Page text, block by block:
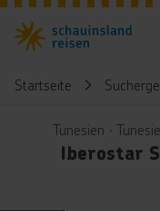
Startseite
Tunesien ∙
Iberostar